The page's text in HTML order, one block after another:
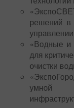
решений в
«Водные и
для
очистки
умной